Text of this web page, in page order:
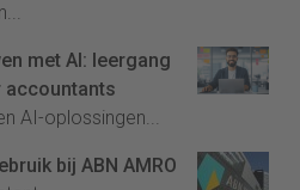
met AI: leergang
accountants
AI-oplossingen...
bij ABN AMRO